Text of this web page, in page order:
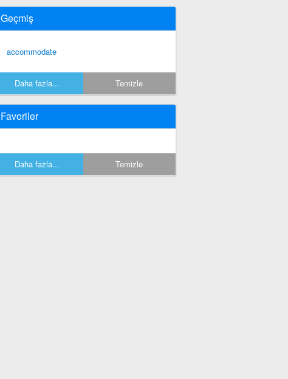
Geçmiş
accommodate
Daha fazla... Temizle
Favoriler
Daha fazla... Temizle